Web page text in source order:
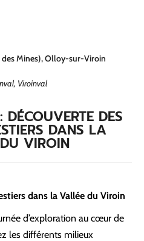
Mines), Olloy-sur-Viroin
Viroinval
DES
DANS LA
VIROIN
dans la Vallée du Viroin
d’exploration au cœur de
les différents milieux